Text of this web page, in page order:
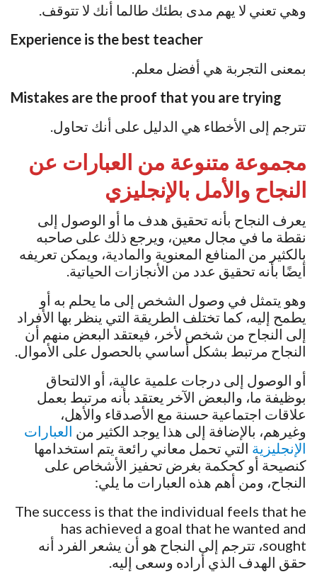
وهي تعني لا يهم مدى بطئك طالما أنك لا تتوقف.
Experience is the best teacher
بمعنى التجربة هي أفضل معلم.
Mistakes are the proof that you are trying
تترجم إلى الأخطاء هي الدليل على أنك تحاول.
مجموعة متنوعة من العبارات عن
النجاح والأمل بالإنجليزي
يعرف النجاح بأنه تحقيق هدف ما أو الوصول إلى
نقطة ما في مجال معين، ويرجع ذلك على صاحبه
بالكثير من المنافع المعنوية والمادية، ويمكن تعريفه
أيضًا بأنه تحقيق عدد من الأنجازات الحياتية.
وهو يتمثل في وصول الشخص إلى ما يحلم به أو
يطمح إليه، كما تختلف الطريقة التي ينظر بها الأفراد
إلى النجاح من شخص لأخر، فيعتقد البعض منهم أن
النجاح مرتبط بشكل أساسي بالحصول على الأموال.
أو الوصول إلى درجات علمية عالية، أو الالتحاق
بوظيفة ما، والبعض الآخر يعتقد بأنه مرتبط بعمل
علاقات اجتماعية حسنة مع الأصدقاء والأهل،
وغيرهم، بالإضافة إلى هذا يوجد الكثير من العبارات
الإنجليزية التي تحمل معاني رائعة يتم استخدامها
كنصيحة أو كحكمة بغرض تحفيز الأشخاص على
النجاح، ومن أهم هذه العبارات ما يلي:
The success is that the individual feels that he
has achieved a goal that he wanted and
sought، تترجم إلى النجاح هو أن يشعر الفرد أنه
حقق الهدف الذي أراده وسعى إليه.